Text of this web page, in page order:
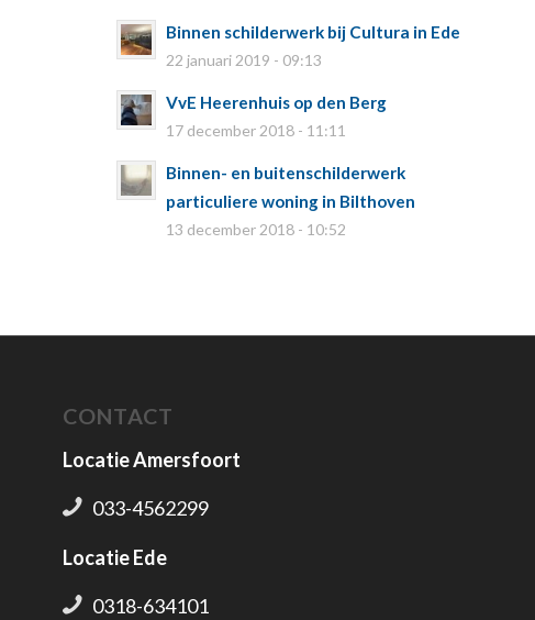
Binnen schilderwerk bij Cultura in Ede
22 januari 2019 - 09:13
VvE Heerenhuis op den Berg
17 december 2018 - 11:11
Binnen- en buitenschilderwerk
particuliere woning in Bilthoven
13 december 2018 - 10:52
CONTACT
Locatie Amersfoort
033-4562299
Locatie Ede
0318-634101